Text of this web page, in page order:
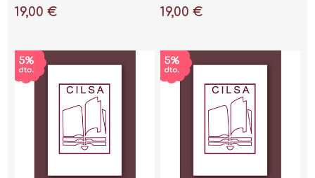
19,00 €
extranjero en España
19,00 €